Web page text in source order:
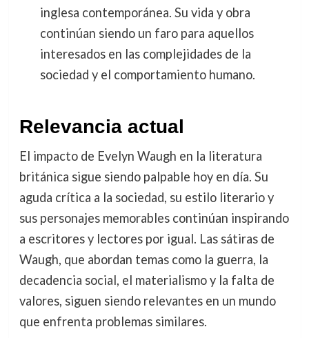
inglesa contemporánea. Su vida y obra
continúan siendo un faro para aquellos
interesados en las complejidades de la
sociedad y el comportamiento humano.
Relevancia actual
El impacto de Evelyn Waugh en la literatura
británica sigue siendo palpable hoy en día. Su
aguda crítica a la sociedad, su estilo literario y
sus personajes memorables continúan inspirando
a escritores y lectores por igual. Las sátiras de
Waugh, que abordan temas como la guerra, la
decadencia social, el materialismo y la falta de
valores, siguen siendo relevantes en un mundo
que enfrenta problemas similares.